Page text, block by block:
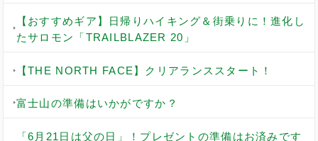
【おすすめギア】日帰りハイキング＆街乗りに！進化し
たサロモン「TRAILBLAZER 20」
【THE NORTH FACE】クリアランススタート！
富士山の準備はいかがですか？
「6月21日は父の日」！プレゼントの準備はお済みです